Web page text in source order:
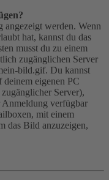
angezeigt werden. Wenn
hat, kannst du das
musst du zu einem
zugänglichen Server
bild.gif. Du kannst
eigenen PC
Server),
verfügbar
mit einem
das Bild anzuzeigen,